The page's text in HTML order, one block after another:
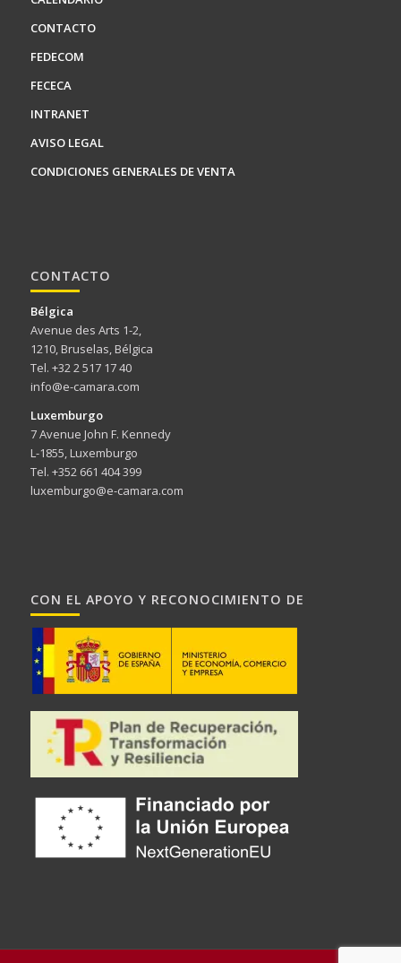
CONTACTO
FEDECOM
FECECA
INTRANET
AVISO LEGAL
CONDICIONES GENERALES DE VENTA
CONTACTO
Bélgica
Avenue des Arts 1-2,
1210, Bruselas, Bélgica
Tel. +32 2 517 17 40
info@e-camara.com
Luxemburgo
7 Avenue John F. Kennedy
L-1855, Luxemburgo
Tel. +352 661 404 399
luxemburgo@e-camara.com
CON EL APOYO Y RECONOCIMIENTO DE